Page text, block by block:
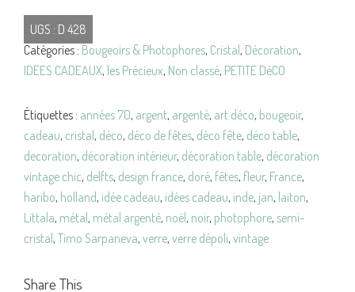
BOUGEOIRS
Cristal
façon
LITTALA
UGS : D 428
Catégories : Bougeoirs & Photophores, Cristal, Décoration,
IDEES CADEAUX, les Précieux, Non classé, PETITE DéCO
Étiquettes : années 70, argent, argenté, art déco, bougeoir,
cadeau, cristal, déco, déco de fêtes, déco fête, déco table,
decoration, décoration intérieur, décoration table, décoration
vintage chic, delfts, design france, doré, fêtes, fleur, France,
haribo, holland, idée cadeau, idées cadeau, inde, jan, laiton,
Littala, métal, métal argenté, noël, noir, photophore, semi-
cristal, Timo Sarpaneva, verre, verre dépoli, vintage
Share This